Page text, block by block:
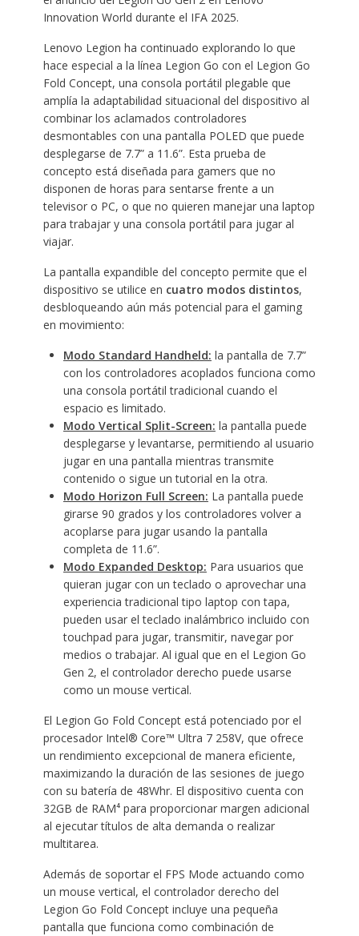
Innovation World durante el IFA 2025.
Lenovo Legion ha continuado explorando lo que
hace especial a la línea Legion Go con el Legion Go
Fold Concept, una consola portátil plegable que
amplía la adaptabilidad situacional del dispositivo al
combinar los aclamados controladores
desmontables con una pantalla POLED que puede
desplegarse de 7.7” a 11.6”. Esta prueba de
concepto está diseñada para gamers que no
disponen de horas para sentarse frente a un
televisor o PC, o que no quieren manejar una laptop
para trabajar y una consola portátil para jugar al
viajar.
La pantalla expandible del concepto permite que el
dispositivo se utilice en cuatro modos distintos,
desbloqueando aún más potencial para el gaming
en movimiento:
Modo Standard Handheld: la pantalla de 7.7”
con los controladores acoplados funciona como
una consola portátil tradicional cuando el
espacio es limitado.
Modo Vertical Split-Screen: la pantalla puede
desplegarse y levantarse, permitiendo al usuario
jugar en una pantalla mientras transmite
contenido o sigue un tutorial en la otra.
Modo Horizon Full Screen: La pantalla puede
girarse 90 grados y los controladores volver a
acoplarse para jugar usando la pantalla
completa de 11.6”.
Modo Expanded Desktop: Para usuarios que
quieran jugar con un teclado o aprovechar una
experiencia tradicional tipo laptop con tapa,
pueden usar el teclado inalámbrico incluido con
touchpad para jugar, transmitir, navegar por
medios o trabajar. Al igual que en el Legion Go
Gen 2, el controlador derecho puede usarse
como un mouse vertical.
El Legion Go Fold Concept está potenciado por el
procesador Intel® Core™ Ultra 7 258V, que ofrece
un rendimiento excepcional de manera eficiente,
maximizando la duración de las sesiones de juego
con su batería de 48Whr. El dispositivo cuenta con
32GB de RAM⁴ para proporcionar margen adicional
al ejecutar títulos de alta demanda o realizar
multitarea.
Además de soportar el FPS Mode actuando como
un mouse vertical, el controlador derecho del
Legion Go Fold Concept incluye una pequeña
pantalla que funciona como combinación de